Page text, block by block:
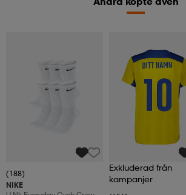
(188)
NIKE
Exkluderad från
kampanjer